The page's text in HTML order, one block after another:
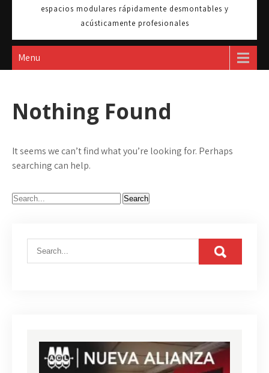
espacios modulares rápidamente desmontables y
acústicamente profesionales
Menu
Nothing Found
It seems we can’t find what you’re looking for. Perhaps
searching can help.